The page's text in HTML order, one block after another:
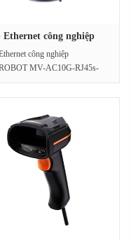
Ethernet công nghiệp
công nghiệp
MV-AC10G-RJ45s-